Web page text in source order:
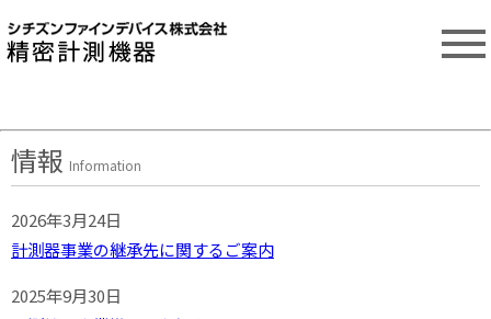
情報 Information
2026年3月24日
計測器事業の継承先に関するご案内
2025年9月30日